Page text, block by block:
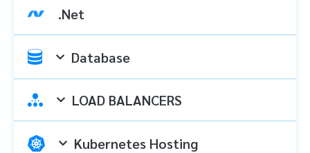
.Net
Database
LOAD BALANCERS
Kubernetes Hosting